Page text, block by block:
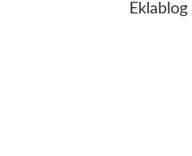
Eklablog